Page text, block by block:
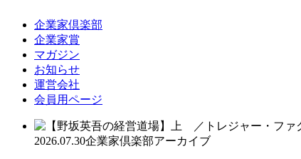
企業家倶楽部
企業家賞
マガジン
お知らせ
運営会社
会員用ページ
2026.07.30企業家倶楽部アーカイブ